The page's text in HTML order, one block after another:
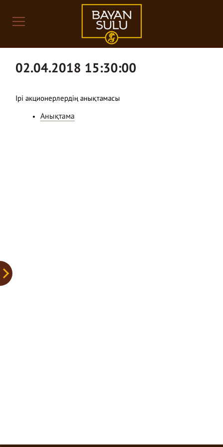
02.04.2018 15:30:00
Ірі акционерлердің анықтамасы
Анықтама